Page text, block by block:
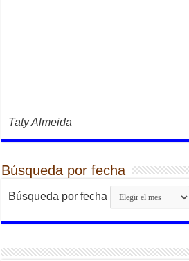
Taty Almeida
Búsqueda por fecha
Búsqueda por fecha